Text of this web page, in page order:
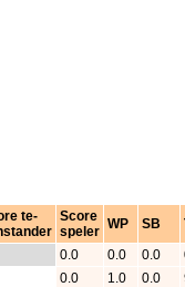
te-
Score
speler WP SB
0.0 0.0 0.0
0.0 1.0 0.0